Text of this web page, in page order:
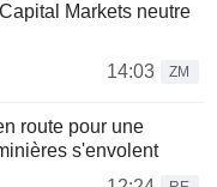
Markets neutre
14:03
ZM
route pour une
s'envolent